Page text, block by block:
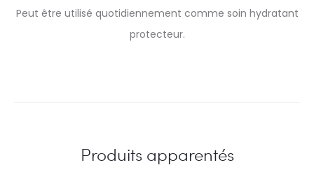
Peut être utilisé quotidiennement comme soin hydratant
protecteur.
Produits apparentés